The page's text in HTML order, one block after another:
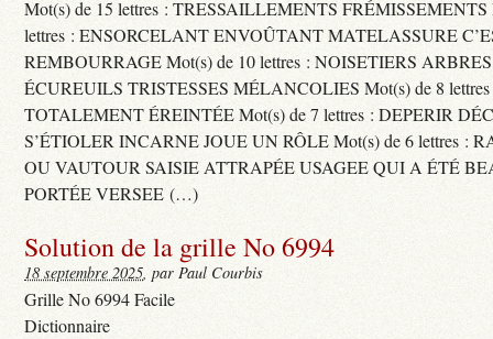
Mot(s) de 15 lettres : TRESSAILLEMENTS FRÉMISSEMENTS
lettres : ENSORCELANT ENVOÛTANT MATELASSURE
REMBOURRAGE Mot(s) de 10 lettres : NOISETIERS
ÉCUREUILS TRISTESSES MÉLANCOLIES Mot(s) de 8
TOTALEMENT ÉREINTÉE Mot(s) de 7 lettres : DEPERIR
S’ÉTIOLER INCARNE JOUE UN RÔLE Mot(s) de 6 lettres :
OU VAUTOUR SAISIE ATTRAPÉE USAGEE QUI A ÉTÉ
PORTÉE VERSEE (…)
Solution de la grille No 6994
18 septembre 2025, par Paul Courbis
Grille No 6994 Facile
Dictionnaire